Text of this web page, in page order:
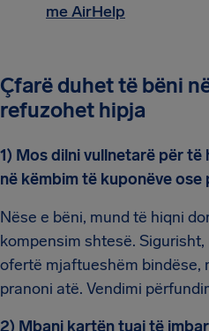
me AirHelp
Çfarë duhet të bëni
refuzohet hipja
1) Mos dilni vullnetarë për
në këmbim të kuponëve ose
Nëse e bëni, mund të hiqni
kompensim shtesë.
ofertë mjaftueshëm bindëse,
pranoni atë. Vendimi
2) Mbani kartën tuaj të